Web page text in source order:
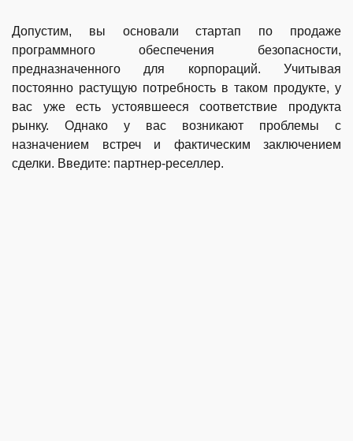
Допустим, вы основали стартап по продаже
программного обеспечения безопасности,
предназначенного для корпораций. Учитывая
постоянно растущую потребность в таком продукте, у
вас уже есть устоявшееся соответствие продукта
рынку. Однако у вас возникают проблемы с
назначением встреч и фактическим заключением
сделки. Введите: партнер-реселлер.